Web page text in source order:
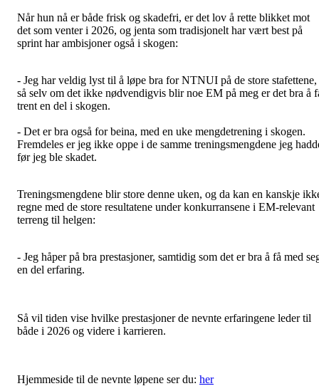
Når hun nå er både frisk og skadefri, er det lov å rette blikket mot
det som venter i 2026, og jenta som tradisjonelt har vært best på
sprint har ambisjoner også i skogen:
- Jeg har veldig lyst til å løpe bra for NTNUI på de store stafettene,
så selv om det ikke nødvendigvis blir noe EM på meg er det bra å
trent en del i skogen.
- Det er bra også for beina, med en uke mengdetrening i skogen.
Fremdeles er jeg ikke oppe i de samme treningsmengdene jeg
før jeg ble skadet.
Treningsmengdene blir store denne uken, og da kan en kanskje
regne med de store resultatene under konkurransene i EM-relevant
terreng til helgen:
- Jeg håper på bra prestasjoner, samtidig som det er bra å få med
en del erfaring.
Så vil tiden vise hvilke prestasjoner de nevnte erfaringene leder til
både i 2026 og videre i karrieren.
Hjemmeside til de nevnte løpene ser du: her